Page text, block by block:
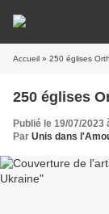
Accueil » 250 églises
250 églises
Publié le 19/07/2023
Par Unis dans